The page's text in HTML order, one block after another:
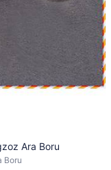
Ara Boru
Boru